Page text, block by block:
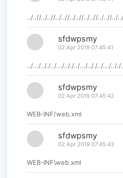
../..//../..//../..//../..//../..//../..//../
sfdwpsmy
02 Apr 2019 07:45:41
../.../.././../.../.././../.../.././../.../../
sfdwpsmy
02 Apr 2019 07:45:42
WEB-INF/web.xml
sfdwpsmy
02 Apr 2019 07:45:43
WEB-INF\web.xml